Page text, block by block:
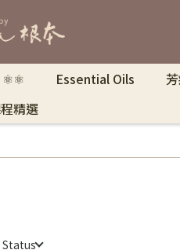
⚛︎⚛︎ Essential Oils
精選